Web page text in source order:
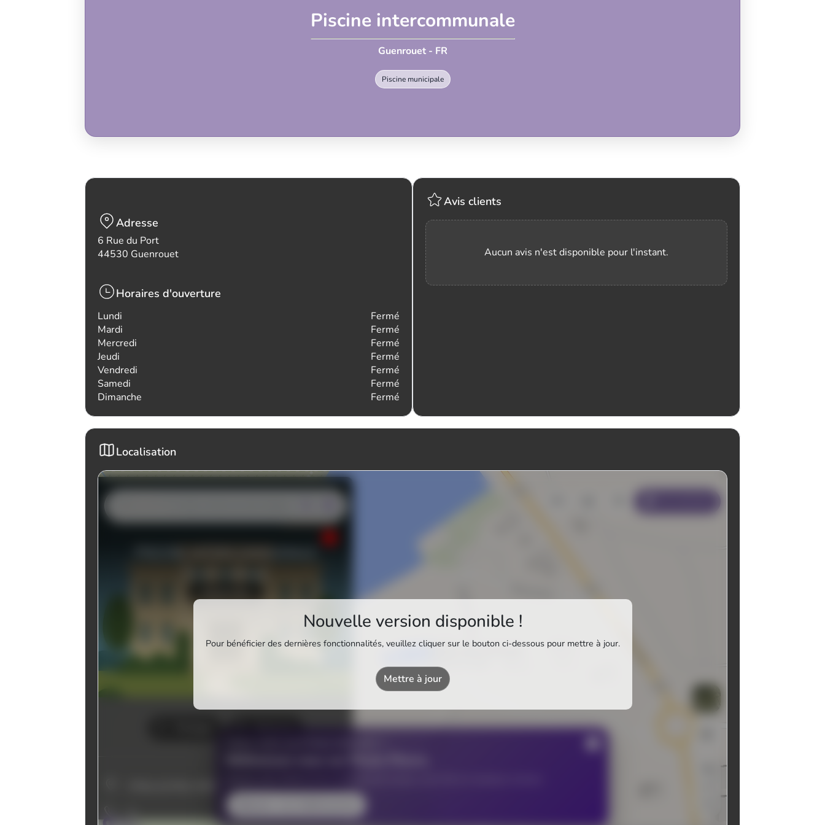
Piscine intercommunale
Guenrouet - FR
Piscine municipale
Adresse
6 Rue du Port
44530 Guenrouet
Horaires d'ouverture
Lundi
Fermé
Mardi
Fermé
Mercredi
Fermé
Jeudi
Fermé
Vendredi
Fermé
Samedi
Fermé
Dimanche
Fermé
Avis clients
Aucun avis n'est disponible pour l'instant.
Localisation